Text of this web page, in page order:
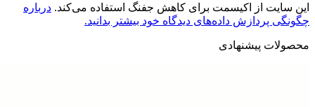
این سایت از اکیسمت برای کاهش جفنگ استفاده می‌کند. درباره
چگونگی پردازش داده‌های دیدگاه خود بیشتر بدانید.
محصولات پیشنهادی